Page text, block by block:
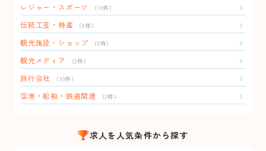
レジャー・スポーツ （16件）
伝統工芸・特産 （8件）
観光施設・ショップ （8件）
観光メディア （3件）
旅行会社 （10件）
空港・船舶・鉄道関連 （2件）
求人を人気条件から探す